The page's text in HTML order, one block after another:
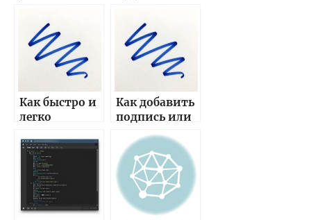
подпись в
PDF —
подписание,
хранение и
отправка
документов
— полный
гид
разместить
цифровую
подпись или
печать
онлайн —
подробное
инструкция
для всех
устройств
Как быстро и
легко
печать и
подпись в
PDF файл —
пошаговая
инструкция
Как добавить
подпись или
печать на PDF
подробное
руководство с
простыми
шагами